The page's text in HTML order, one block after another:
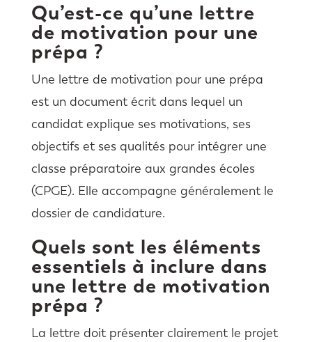
Qu’est-ce qu’une lettre
de motivation pour une
prépa ?
Une lettre de motivation pour une prépa
est un document écrit dans lequel un
candidat explique ses motivations, ses
objectifs et ses qualités pour intégrer une
classe préparatoire aux grandes écoles
(CPGE). Elle accompagne généralement le
dossier de candidature.
Quels sont les éléments
essentiels à inclure dans
une lettre de motivation
prépa ?
La lettre doit présenter clairement le projet